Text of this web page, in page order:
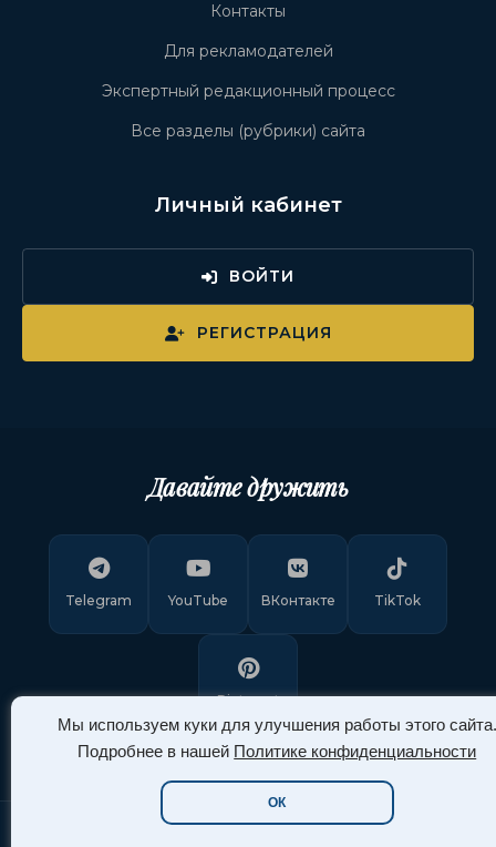
Мы используем куки для улучшения работы этого сайта.
Подробнее в нашей Политике конфиденциальности
ОК
Контакты
Для рекламодателей
Экспертный редакционный процесс
Все разделы (рубрики) сайта
Личный кабинет
ВОЙТИ
РЕГИСТРАЦИЯ
Давайте дружить
Telegram YouTube ВКонтакте TikTok
Pinterest